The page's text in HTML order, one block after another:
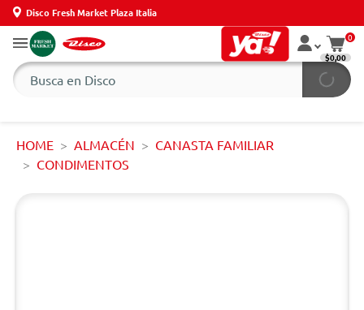
Disco Fresh Market Plaza Italia
0
$0,00
HOME ALMACÉN
CANASTA FAMILIAR
CONDIMENTOS